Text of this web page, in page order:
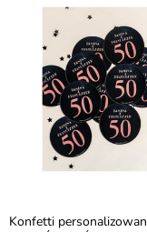
Konfetti